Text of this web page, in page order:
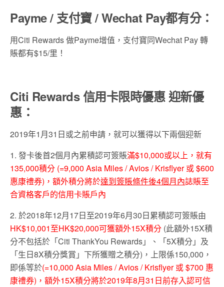
Payme / 支付寶 /Wechat Pay都有分：
用Citi Rewards 做Payme增值，支付寶同Wechat Pay 轉
賬都有$15/里！
Citi Rewards 信用卡限時優惠 迎新優
惠：
2019年1月31日或之前申請，就可以獲得以下兩個迎新
1. 發卡後首2個月內累積認可簽賬滿$10,000或以上，就有
135,000積分 (=9,000 Asia Miles / Avios / Krisflyer 或 $600
惠康禮券)，額外積分將於達到簽賬條件後4個月內誌賬至
合資格客戶的信用卡賬戶內
2. 於2018年12月17日至2019年6月30日累積認可簽賬由
HK$10,001至HK$20,000可獲額外15X積分 (此額外15X積
分不包括於「Citi ThankYou Rewards」、「5X積分」及
「生日8X積分獎賞」下所獲贈之積分)，上限係150,000，
即係等於(=10,000 Asia Miles / Avios / Krisflyer 或 $700 惠
康禮券)，額外15X積分將於2019年8月31日前存入認可信